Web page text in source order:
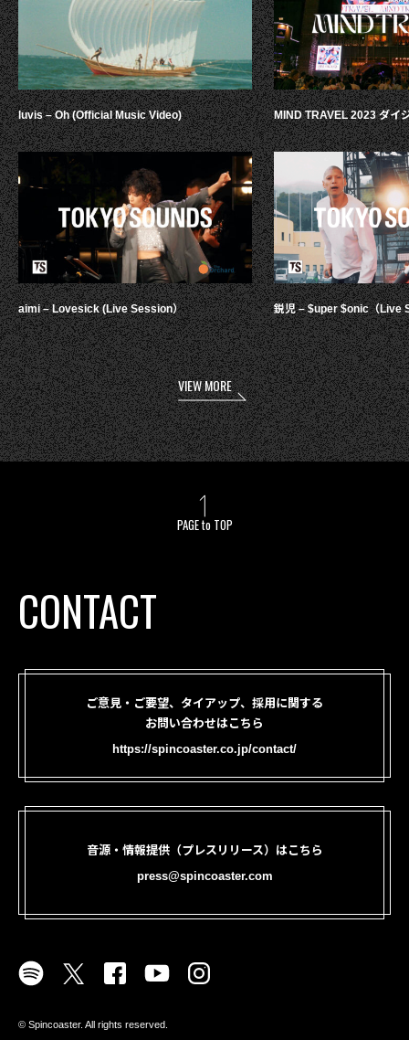
luvis – Oh (Official Music Video)
aimi – Lovesick (Live Session）
MIND TRAVEL 2023 ダイ
鋭児 – $uper $onic（Live
VIEW MORE
PAGE to TOP
CONTACT
ご意見・ご要望、タイアップ、採用に関する
お問い合わせはこちら
https://spincoaster.co.jp/contact/
音源・情報提供（プレスリリース）はこちら
press@spincoaster.com
©︎ Spincoaster. All rights reserved.